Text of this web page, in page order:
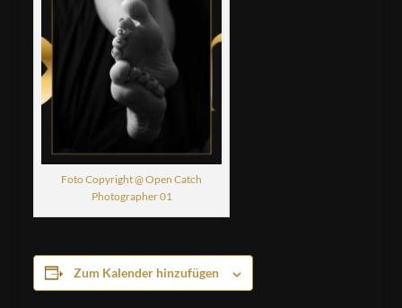
Foto Copyright @ Open Catch
Photographer 01
Zum Kalender hinzufügen